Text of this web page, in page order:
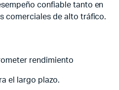
confiable tanto en
comerciales de alto tráfico.
rendimiento
el largo plazo.